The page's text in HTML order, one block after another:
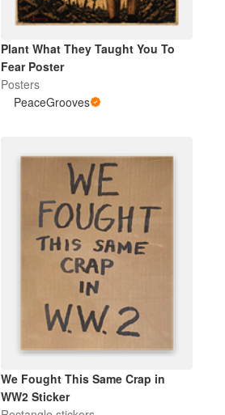
Plant What They Taught You To
Fear Poster
Posters
PeaceGrooves
We Fought This Same Crap in
WW2 Sticker